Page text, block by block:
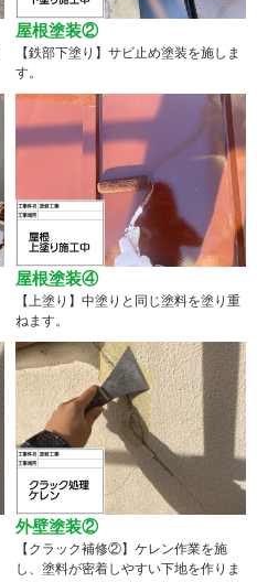
屋根塗装②
【鉄部下塗り】サビ止め塗装を施しま
す。
屋根塗装④
【上塗り】中塗りと同じ塗料を塗り重
ねます。
外壁塗装②
【クラック補修②】ケレン作業を施
し、塗料が密着しやすい下地を作りま